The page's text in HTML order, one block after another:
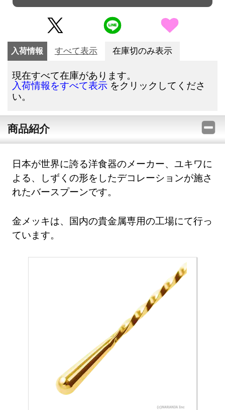
入荷情報 すべて表示 在庫切のみ表示
現在すべて在庫があります。
入荷情報をすべて表示 をクリックしてくださ
い。
商品紹介
日本が世界に誇る洋食器のメーカー、ユキワに
よる、しずくの形をしたデコレーションが施さ
れたバースプーンです。
金メッキは、国内の貴金属専用の工場にて行っ
ています。